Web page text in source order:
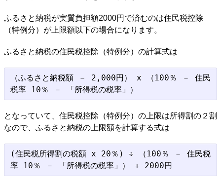
ふるさと納税が実質負担額2000円で済むのは住民税控除
（特例分）が上限額以下の場合になります。
ふるさと納税の住民税控除（特例分）の計算式は
（ふるさと納税額 － 2,000円） x （100％ － 住民
となっていて、住民税控除（特例分）の上限は所得割の２割
なので、ふるさと納税の上限額を計算する式は
(住民税所得割の税額 x 20％) ÷ （100％ － 住民税